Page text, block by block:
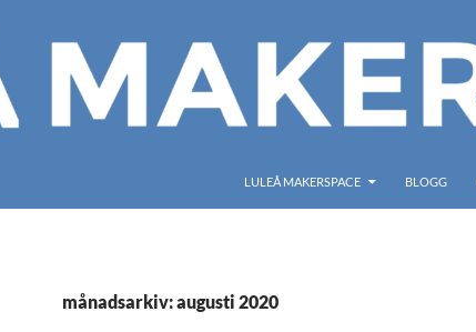
LULEÅ MAKERSPACE BLOGG
månadsarkiv: augusti 2020